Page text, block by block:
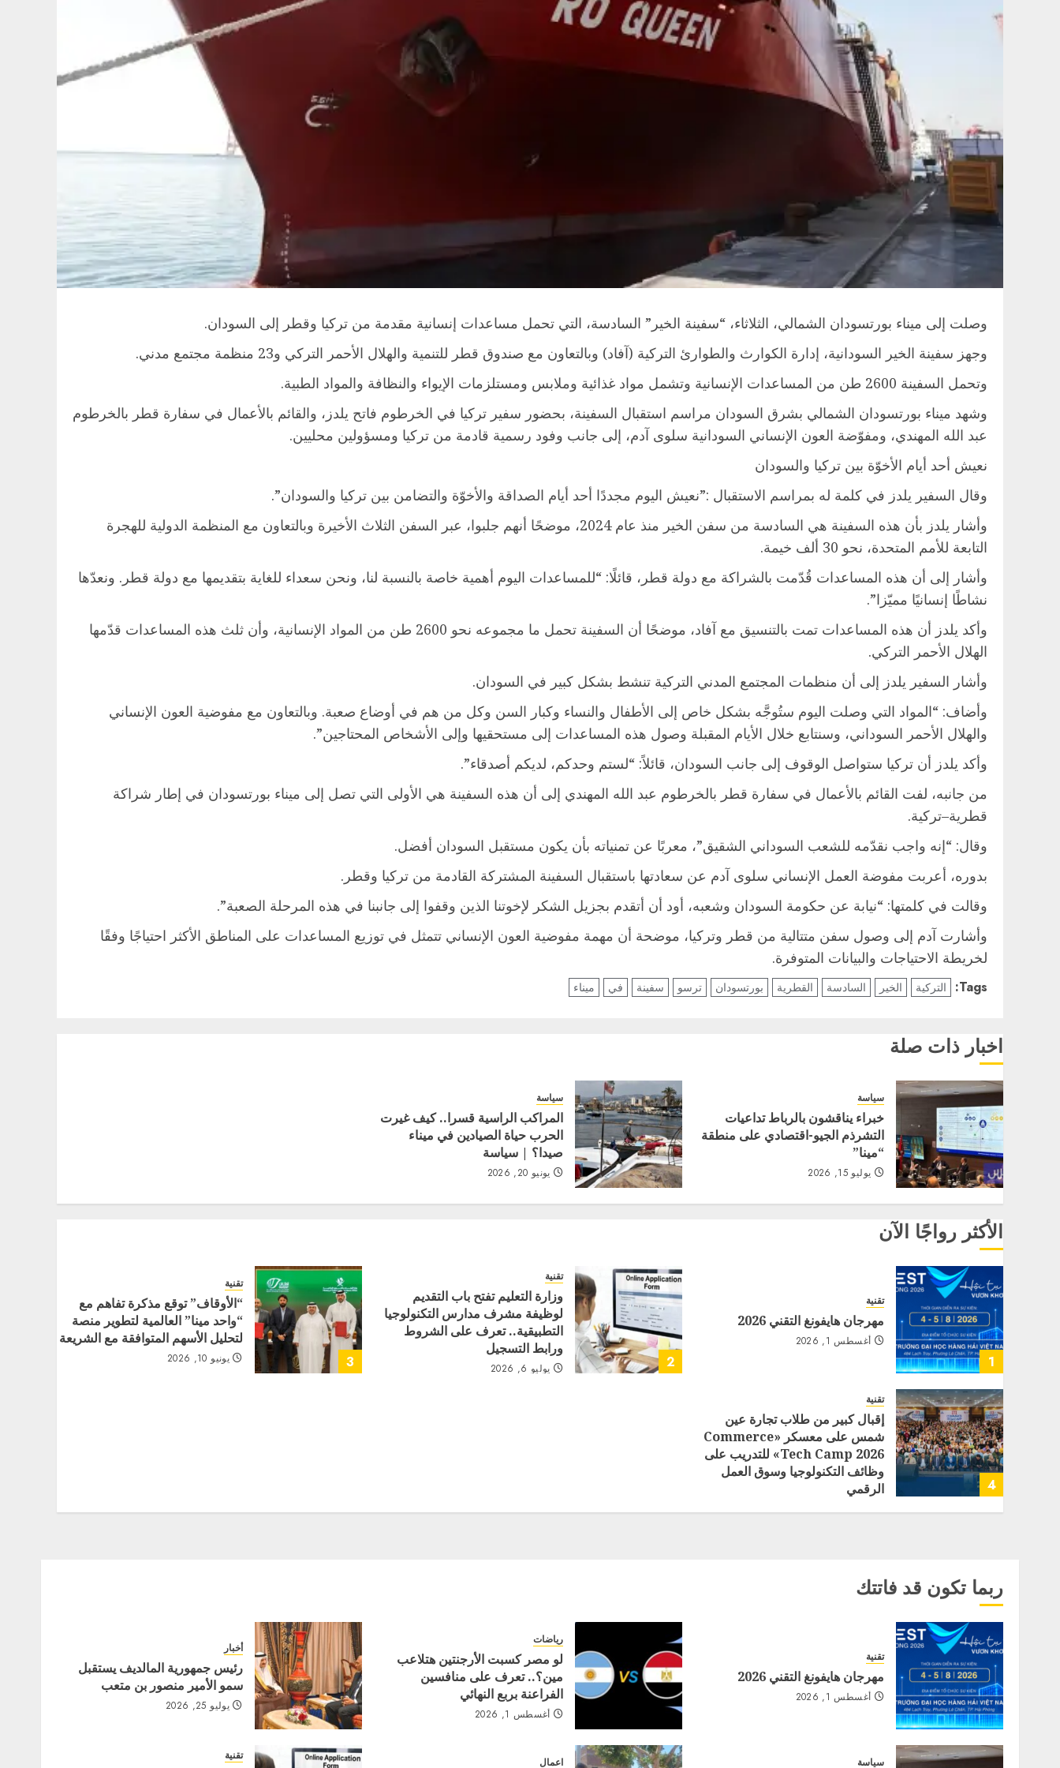
وصلت إلى ميناء بورتسودان الشمالي، الثلاثاء، “سفينة الخير” السادسة، التي تحمل مساعدات إنسانية مقدمة من تركيا وقطر إلى السودان.
وجهز سفينة الخير السودانية، إدارة الكوارث والطوارئ التركية (آفاد) وبالتعاون مع صندوق قطر للتنمية والهلال الأحمر التركي و23 منظمة مجتمع مدني.
وتحمل السفينة 2600 طن من المساعدات الإنسانية وتشمل مواد غذائية وملابس ومستلزمات الإيواء والنظافة والمواد الطبية.
وشهد ميناء بورتسودان الشمالي بشرق السودان مراسم استقبال السفينة، بحضور سفير تركيا في الخرطوم فاتح يلدز، والقائم بالأعمال في سفارة قطر بالخرطوم
عبد الله المهندي، ومفوّضة العون الإنساني السودانية سلوى آدم، إلى جانب وفود رسمية قادمة من تركيا ومسؤولين محليين.
نعيش أحد أيام الأخوّة بين تركيا والسودان
وقال السفير يلدز في كلمة له بمراسم الاستقبال :”نعيش اليوم مجددًا أحد أيام الصداقة والأخوّة والتضامن بين تركيا والسودان”.
وأشار يلدز بأن هذه السفينة هي السادسة من سفن الخير منذ عام 2024، موضحًا أنهم جلبوا، عبر السفن الثلاث الأخيرة وبالتعاون مع المنظمة الدولية للهجرة
التابعة للأمم المتحدة، نحو 30 ألف خيمة.
وأشار إلى أن هذه المساعدات قُدّمت بالشراكة مع دولة قطر، قائلًا: “للمساعدات اليوم أهمية خاصة بالنسبة لنا، ونحن سعداء للغاية بتقديمها مع دولة قطر. ونعدّها
نشاطًا إنسانيًا مميّزا”.
وأكد يلدز أن هذه المساعدات تمت بالتنسيق مع آفاد، موضحًا أن السفينة تحمل ما مجموعه نحو 2600 طن من المواد الإنسانية، وأن ثلث هذه المساعدات قدّمها
الهلال الأحمر التركي.
وأشار السفير يلدز إلى أن منظمات المجتمع المدني التركية تنشط بشكل كبير في السودان.
وأضاف: “المواد التي وصلت اليوم ستُوجَّه بشكل خاص إلى الأطفال والنساء وكبار السن وكل من هم في أوضاع صعبة. وبالتعاون مع مفوضية العون الإنساني
والهلال الأحمر السوداني، وسنتابع خلال الأيام المقبلة وصول هذه المساعدات إلى مستحقيها وإلى الأشخاص المحتاجين”.
وأكد يلدز أن تركيا ستواصل الوقوف إلى جانب السودان، قائلاً: “لستم وحدكم، لديكم أصدقاء”.
من جانبه، لفت القائم بالأعمال في سفارة قطر بالخرطوم عبد الله المهندي إلى أن هذه السفينة هي الأولى التي تصل إلى ميناء بورتسودان في إطار شراكة
قطرية–تركية.
وقال: “إنه واجب نقدّمه للشعب السوداني الشقيق”، معربًا عن تمنياته بأن يكون مستقبل السودان أفضل.
بدوره، أعربت مفوضة العمل الإنساني سلوى آدم عن سعادتها باستقبال السفينة المشتركة القادمة من تركيا وقطر.
وقالت في كلمتها: “نيابة عن حكومة السودان وشعبه، أود أن أتقدم بجزيل الشكر لإخوتنا الذين وقفوا إلى جانبنا في هذه المرحلة الصعبة”.
وأشارت آدم إلى وصول سفن متتالية من قطر وتركيا، موضحة أن مهمة مفوضية العون الإنساني تتمثل في توزيع المساعدات على المناطق الأكثر احتياجًا وفقًا
لخريطة الاحتياجات والبيانات المتوفرة.
Tags: التركية الخير السادسة القطرية بورتسودان ترسو سفينة في ميناء
اخبار ذات صلة
سياسة
خبراء يناقشون بالرباط تداعيات
التشرذم الجيو-اقتصادي على منطقة
“مينا”
يوليو 15, 2026
سياسة
المراكب الراسية قسرا.. كيف غيرت
الحرب حياة الصيادين في ميناء
صيدا؟ | سياسة
يونيو 20, 2026
الأكثر رواجًا الآن
1
تقنية
مهرجان هايفونغ التقني 2026
أغسطس 1, 2026
2
تقنية
وزارة التعليم تفتح باب التقديم
لوظيفة مشرف مدارس التكنولوجيا
التطبيقية.. تعرف على الشروط
ورابط التسجيل
يوليو 6, 2026 3
تقنية
“الأوقاف” توقع مذكرة تفاهم مع
“واحد مينا” العالمية لتطوير منصة
لتحليل الأسهم المتوافقة مع الشريعة
يونيو 10, 2026
4
تقنية
إقبال كبير من طلاب تجارة عين
شمس على معسكر «Commerce
Tech Camp 2026» للتدريب على
وظائف التكنولوجيا وسوق العمل
الرقمي
مايو 15, 2026
ربما تكون قد فاتتك
تقنية
مهرجان هايفونغ التقني 2026
أغسطس 1, 2026
رياضات
لو مصر كسبت الأرجنتين هتلاعب
مين؟.. تعرف على منافسين
الفراعنة بربع النهائي
أغسطس 1, 2026
أخبار
رئيس جمهورية المالديف يستقبل
سمو الأمير منصور بن متعب
يوليو 25, 2026
سياسة اعمال تقنية